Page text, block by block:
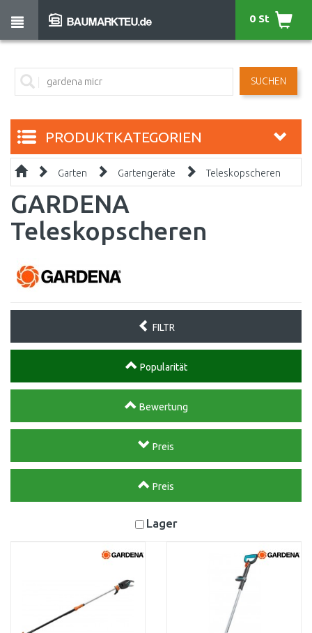
SUCHEN
0 St
PRODUKTKATEGORIEN
Garten Gartengeräte Teleskopscheren
GARDENA
Teleskopscheren
FILTR
Popularität
Bewertung
Preis
Preis
Lager